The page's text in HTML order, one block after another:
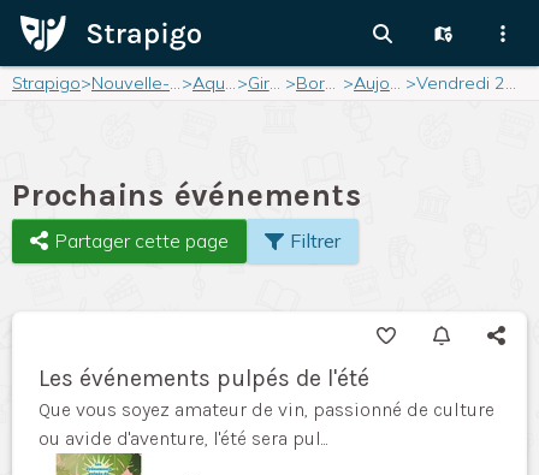
Strapigo> Nouvelle-Aquitaine> Aquitaine> Gironde > Bordeaux > Aujourd'hui > Vendredi 29 août 2025
Prochains événements
Partager cette page Filtrer
Les événements pulpés de l'été
Que vous soyez amateur de vin, passionné de culture
ou avide d'aventure, l'été sera pul...